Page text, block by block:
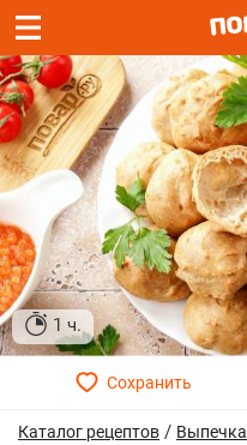
1 ч.
Каталог рецептов / Выпечка